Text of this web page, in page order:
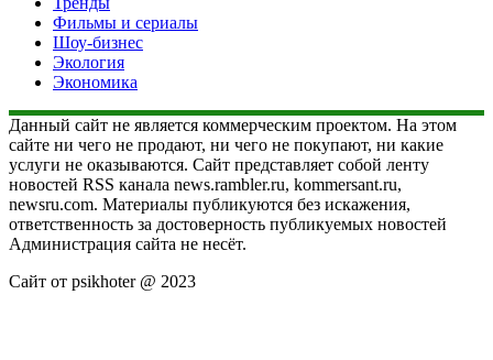
Фильмы и сериалы
Шоу-бизнес
Экология
Экономика
Данный сайт не является коммерческим проектом. На этом
сайте ни чего не продают, ни чего не покупают, ни какие
услуги не оказываются. Сайт представляет собой ленту
новостей RSS канала news.rambler.ru, kommersant.ru,
newsru.com. Материалы публикуются без искажения,
ответственность за достоверность публикуемых новостей
Администрация сайта не несёт.
Сайт от psikhoter @ 2023